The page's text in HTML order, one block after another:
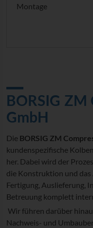
Montage
BORSIG ZM
GmbH
Die BORSIG ZM
kundenspezifische
her. Dabei wird der
die Konstruktion und das
Fertigung, Auslieferung,
Betreuung komplett
Wir führen darüber
Nachweis- und